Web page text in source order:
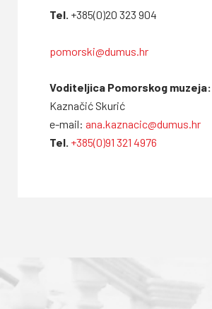
Tel. +385(0)20 323 904
pomorski@dumus.hr
Voditeljica Pomorskog muzeja:
Kaznačić Skurić
e-mail: ana.kaznacic@dumus.hr
Tel. +385(0)91 321 4976